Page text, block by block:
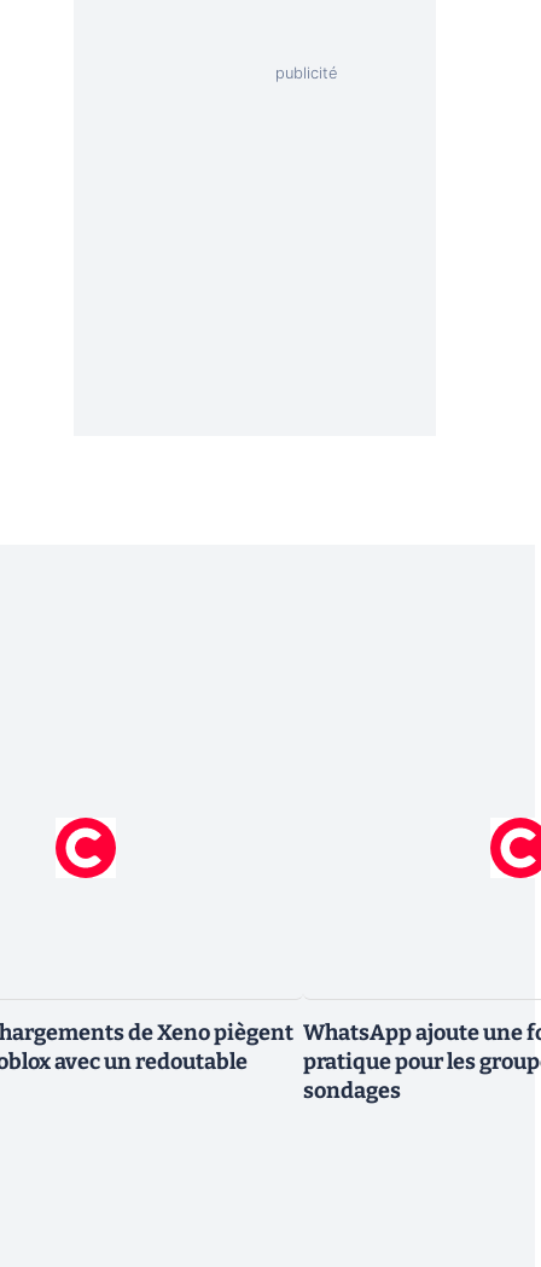
de Xeno piègent
avec un redoutable
WhatsApp ajoute une
pratique pour les
sondages